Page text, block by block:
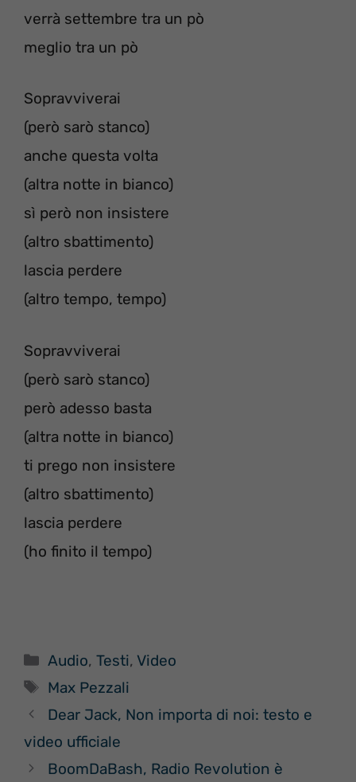
verrà settembre tra un pò
meglio tra un pò
Sopravviverai
(però sarò stanco)
anche questa volta
(altra notte in bianco)
sì però non insistere
(altro sbattimento)
lascia perdere
(altro tempo, tempo)
Sopravviverai
(però sarò stanco)
però adesso basta
(altra notte in bianco)
ti prego non insistere
(altro sbattimento)
lascia perdere
(ho finito il tempo)
Categorie
Audio,Testi,Video
Tag
Max Pezzali
Dear Jack, Non importa di noi: testo e
video ufficiale
BoomDaBash, Radio Revolution è